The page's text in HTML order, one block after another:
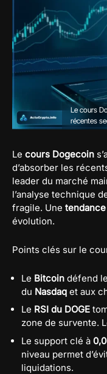
Le cours
récentes
Le cours Dogecoin
d’absorber les
leader du marché
l’analyse technique
fragile. Une
évolution.
Points clés sur le
Le Bitcoin défend
du Nasdaq et aux
Le RSI du DOGE
zone de survente.
Le support clé à
niveau permet
liquidations.